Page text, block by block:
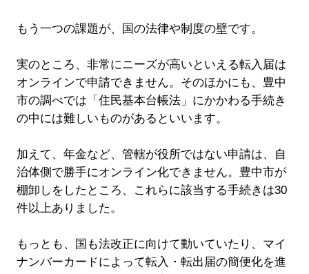
もう一つの課題が、国の法律や制度の壁です。
実のところ、非常にニーズが高いといえる転入届は
オンラインで申請できません。そのほかにも、豊中
市の調べでは「住民基本台帳法」にかかわる手続き
の中には難しいものがあるといいます。
加えて、年金など、管轄が役所ではない申請は、自
治体側で勝手にオンライン化できません。豊中市が
棚卸しをしたところ、これらに該当する手続きは30
件以上ありました。
もっとも、国も法改正に向けて動いていたり、マイ
ナンバーカードによって転入・転出届の簡便化を進